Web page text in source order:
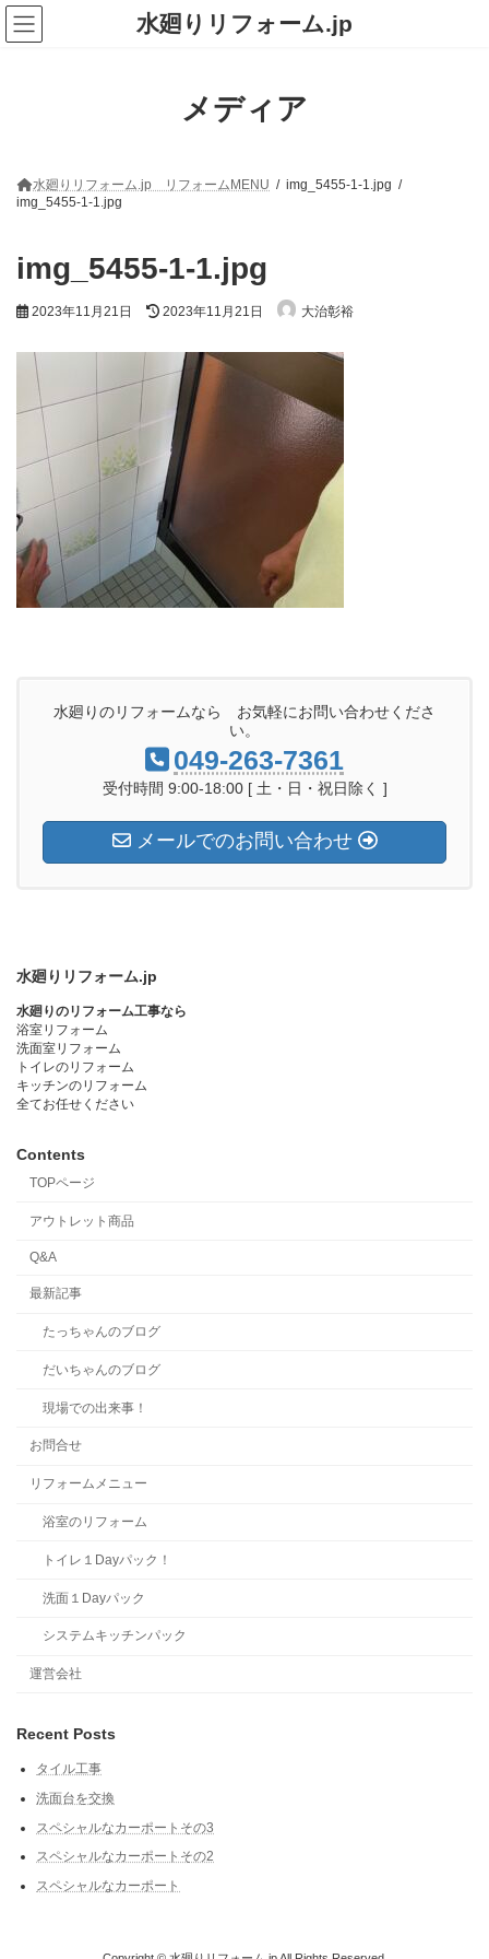
コ
ン
テ
ナ
ビ
ゲ
水廻りリフォーム.jp
メディア
水廻りリフォーム.jp リフォームMENU
img_5455-1-1.jpg
img_5455-1-1.jpg
img_5455-1-1.jpg
2023年11月21日
最
日
2023年11月21日 大治彰裕
水廻りのリフォームなら お気軽にお問い合わせくださ
い。
049-263-7361
受付時間 9:00-18:00 [ 土・日・祝日除く ]
メールでのお問い合わせ
水廻りリフォーム.jp
水廻りのリフォーム工事なら
浴室リフォーム
洗面室リフォーム
トイレのリフォーム
キッチンのリフォーム
全てお任せください
Contents
TOPページ
アウトレット商品
Q&A
最新記事
たっちゃんのブログ
だいちゃんのブログ
現場での出来事！
お問合せ
リフォームメニュー
浴室のリフォーム
トイレ１Dayパック！
洗面１Dayパック
システムキッチンパック
運営会社
Recent Posts
タイル工事
洗面台を交換
スペシャルなカーポートその3
スペシャルなカーポートその2
スペシャルなカーポート